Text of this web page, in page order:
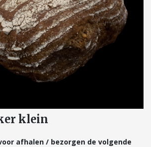
klein
afhalen / bezorgen de volgende